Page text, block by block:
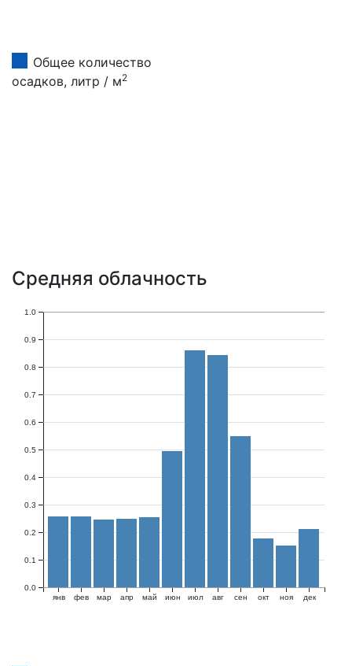
Общее количество
осадков, литр / м2
Средняя облачность
янв фев мар апр май июн июл авг сен окт ноя дек
0.0
0.1
0.2
0.3
0.4
0.5
0.6
0.7
0.8
0.9
1.0